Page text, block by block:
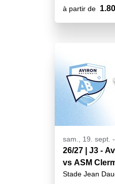
à partir de
sam., 19. sept.
26/27 | J3 -
vs ASM
Stade Jean